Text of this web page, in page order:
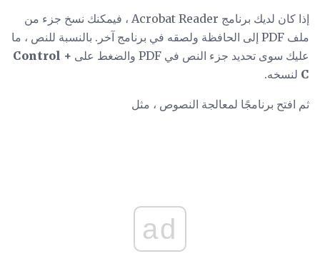
إذا كان لديك برنامج Acrobat Reader ، فيمكنك نسخ جزء من
ملف PDF إلى الحافظة ولصقه في برنامج آخر. بالنسبة للنص ، ما
عليك سوى تحديد جزء النص في PDF والضغط على
Control +
C لنسخه.
ثم افتح برنامجًا لمعالجة النصوص ، مثل
ad